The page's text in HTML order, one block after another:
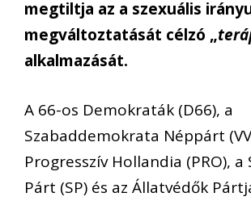
megtiltja az a szexuális
megváltoztatását célzó „
alkalmazását.
A 66-os Demokraták (D66), a
Szabaddemokrata Néppárt
Progresszív Hollandia (PRO), a
Párt (SP) és az Állatvédők